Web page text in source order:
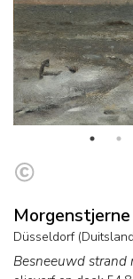
Düsseldorf
Besneeuwd strand